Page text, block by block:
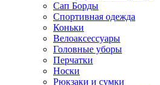
Сап Борды
Спортивная одежда
Коньки
Велоаксессуары
Головные уборы
Перчатки
Носки
Рюкзаки и сумки